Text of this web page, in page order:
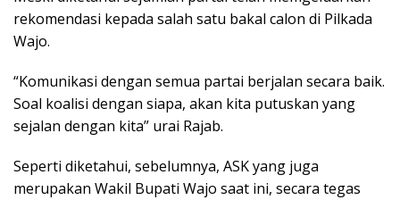
rekomendasi kepada salah satu bakal calon di Pilkada
Wajo.
“Komunikasi dengan semua partai berjalan secara baik.
Soal koalisi dengan siapa, akan kita putuskan yang
sejalan dengan kita” urai Rajab.
Seperti diketahui, sebelumnya, ASK yang juga
merupakan Wakil Bupati Wajo saat ini, secara tegas